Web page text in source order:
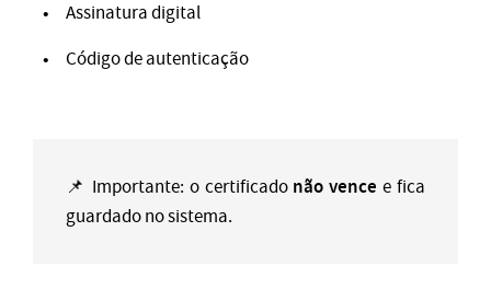
Assinatura digital
Código de autenticação
📌 Importante: o certificado não vence e fica
guardado no sistema.